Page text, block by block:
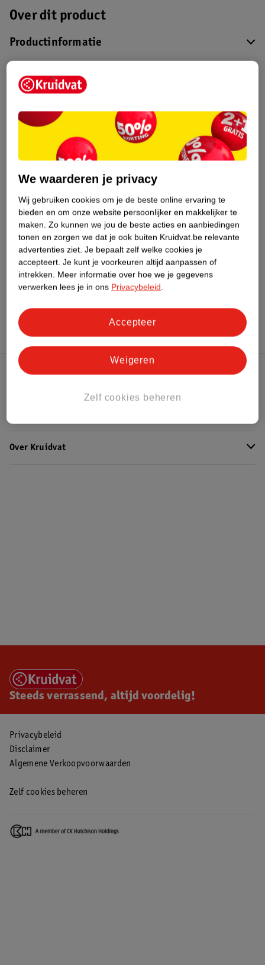
Over dit product
Productinformatie
Etiketinformatie
Nature Impact Score
Dit product heeft (nog) geen Nature
Impact Score.
Meer informatie
Bestel & Bezorginformatie
Bekijk ook
MeerNaïf Alle Babyshampoo
Over Kruidvat
Steeds verrassend, altijd voordelig!
Privacybeleid
Disclaimer
Algemene Verkoopvoorwaarden
Zelf cookies beheren
We waarderen je privacy
Wij gebruiken cookies om je de beste online ervaring te
bieden en om onze website persoonlijker en makkelijker te
maken. Zo kunnen we jou de beste acties en aanbiedingen
tonen en zorgen we dat je ook buiten Kruidvat.be relevante
advertenties ziet. Je bepaalt zelf welke cookies je
accepteert. Je kunt je voorkeuren altijd aanpassen of
intrekken. Meer informatie over hoe we je gegevens
verwerken lees je in ons Privacybeleid.
Zelf cookies beheren
Weigeren
Accepteer